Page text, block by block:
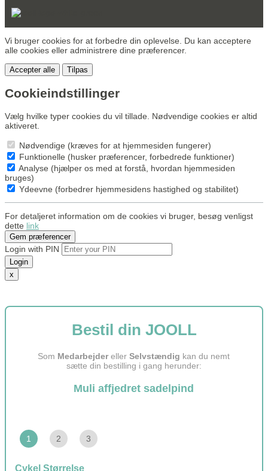
Vi bruger cookies for at forbedre din oplevelse. Du kan acceptere
alle cookies eller administrere dine præferencer.
Accepter alle Tilpas
Cookieindstillinger
Vælg hvilke typer cookies du vil tillade. Nødvendige cookies er altid
aktiveret.
Nødvendige (kræves for at hjemmesiden fungerer)
Funktionelle (husker præferencer, forbedrede funktioner)
Analyse (hjælper os med at forstå, hvordan hjemmesiden
bruges)
Ydeevne (forbedrer hjemmesidens hastighed og stabilitet)
For detaljeret information om de cookies vi bruger, besøg venligst
dette link
Gem præferencer
Login with PIN
Login
x
Bestil din JOOLL
Som Medarbejder ellerSelvstændig kan du nemt
sætte din bestilling i gang herunder:
Muli affjedret sadelpind
1 2 3
Cykel Størrelse